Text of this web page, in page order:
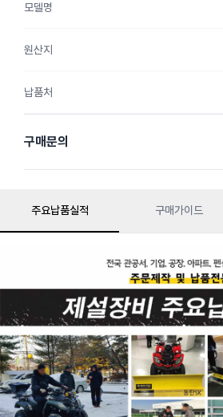
모델명
원산지
납품처
구매문의
주요납품실적 구매가이드